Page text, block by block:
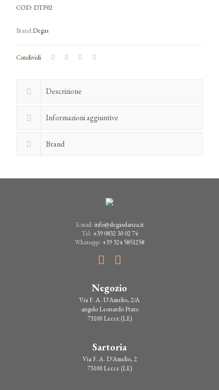
COD: DTP02
Degas
Condividi
Descrizione
Informazioni aggiuntive
Brand
E-mail: info@degasdanza.it
Tel: +39 0832 30 02 74
Whatsapp: +39 324 5851258
Negozio
Via F. A. D'Amelio, 2/A
angolo Leonardo Prato
73100 Lecce (LE)
Sartoria
Via F. A. D'Amelio, 2
73100 Lecce (LE)